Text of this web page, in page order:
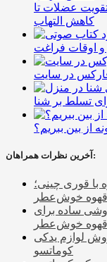
عضلات تا
کاهش التهاب
اوقات فراغت
تسلط بر شنا
از بین ببریم؟
آخرین نظرات همراهان:
با قوری چینی؛
قهوه خوش‌عطر
ساده برای
قهوه خوش‌عطر
لوازم یدکی
کوماتسو